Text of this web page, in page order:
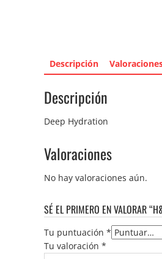
Descripción
Descripción
Deep Hydration
Valoraciones
No hay valoraciones aún.
SÉ EL PRIMERO EN VALORAR
Tu puntuación *
Tu valoración *